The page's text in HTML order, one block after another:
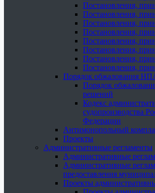
Постановления,
Постановления,
Постановления,
Постановления,
Постановления,
Постановления,
Постановления,
Постановления,
Порядок обжалования
Порядок
решений
Кодекс
судопроизводства
Федерации
Антимонопольный
Проекты
Административные регламенты
Административные
Административные
предоставления
Проекты